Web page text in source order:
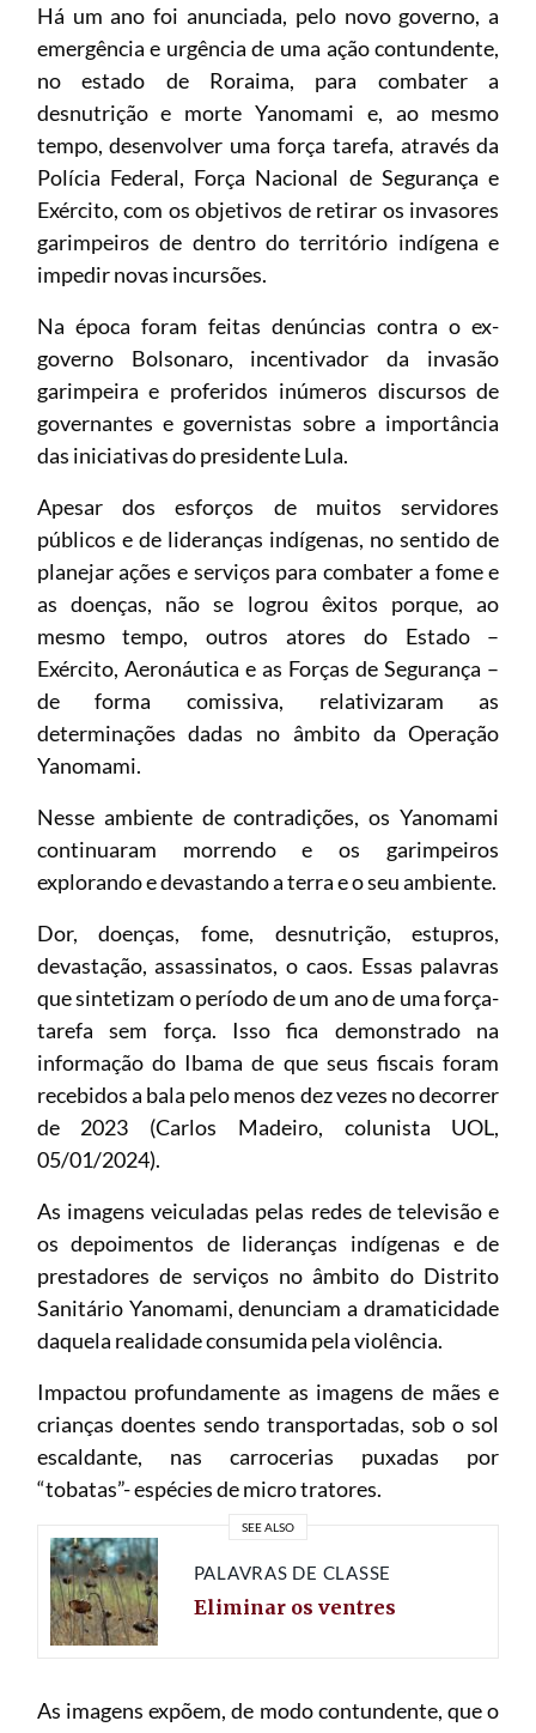
Há um ano foi anunciada, pelo novo governo, a
emergência e urgência de uma ação contundente,
no estado de Roraima, para combater a
desnutrição e morte Yanomami e, ao mesmo
tempo, desenvolver uma força tarefa, através da
Polícia Federal, Força Nacional de Segurança e
Exército, com os objetivos de retirar os invasores
garimpeiros de dentro do território indígena e
impedir novas incursões.
Na época foram feitas denúncias contra o ex-
governo Bolsonaro, incentivador da invasão
garimpeira e proferidos inúmeros discursos de
governantes e governistas sobre a importância
das iniciativas do presidente Lula.
Apesar dos esforços de muitos servidores
públicos e de lideranças indígenas, no sentido de
planejar ações e serviços para combater a fome e
as doenças, não se logrou êxitos porque, ao
mesmo tempo, outros atores do Estado –
Exército, Aeronáutica e as Forças de Segurança –
de forma comissiva, relativizaram as
determinações dadas no âmbito da Operação
Yanomami.
Nesse ambiente de contradições, os Yanomami
continuaram morrendo e os garimpeiros
explorando e devastando a terra e o seu ambiente.
Dor, doenças, fome, desnutrição, estupros,
devastação, assassinatos, o caos. Essas palavras
que sintetizam o período de um ano de uma força-
tarefa sem força. Isso fica demonstrado na
informação do Ibama de que seus fiscais foram
recebidos a bala pelo menos dez vezes no decorrer
de 2023 (Carlos Madeiro, colunista UOL,
05/01/2024).
As imagens veiculadas pelas redes de televisão e
os depoimentos de lideranças indígenas e de
prestadores de serviços no âmbito do Distrito
Sanitário Yanomami, denunciam a dramaticidade
daquela realidade consumida pela violência.
Impactou profundamente as imagens de mães e
crianças doentes sendo transportadas, sob o sol
escaldante, nas carrocerias puxadas por
“tobatas”- espécies de micro tratores.
SEE ALSO
PALAVRAS DE CLASSE
Eliminar os ventres
As imagens expõem, de modo contundente, que o